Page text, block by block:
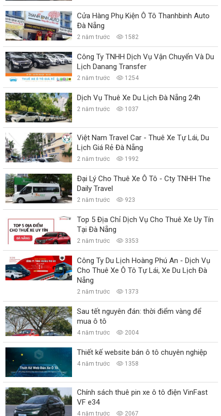
Cửa Hàng Phụ Kiện Ô Tô Thanhbinh Auto
Đà Nẵng
2 năm trước 1582
Công Ty TNHH Dịch Vụ Vận Chuyển Và Du
Lịch Danang Transfer
2 năm trước 1254
Dịch Vụ Thuê Xe Du Lịch Đà Nẵng 24h
2 năm trước 1037
Việt Nam Travel Car - Thuê Xe Tự Lái, Du
Lịch Giá Rẻ Đà Nẵng
2 năm trước 1992
Đại Lý Cho Thuê Xe Ô Tô - Cty TNHH The
Daily Travel
2 năm trước 923
Top 5 Địa Chỉ Dịch Vụ Cho Thuê Xe Uy Tín
Tại Đà Nẵng
2 năm trước 3353
Công Ty Du Lịch Hoàng Phú An - Dịch Vụ
Cho Thuê Xe Ô Tô Tự Lái, Xe Du Lịch Đà
Nẵng
2 năm trước 1373
Sau tết nguyên đán: thời điểm vàng để
mua ô tô
4 năm trước 2004
Thiết kế website bán ô tô chuyên nghiệp
4 năm trước 1358
Chính sách thuê pin xe ô tô điện VinFast
VF e34
4 năm trước 2067